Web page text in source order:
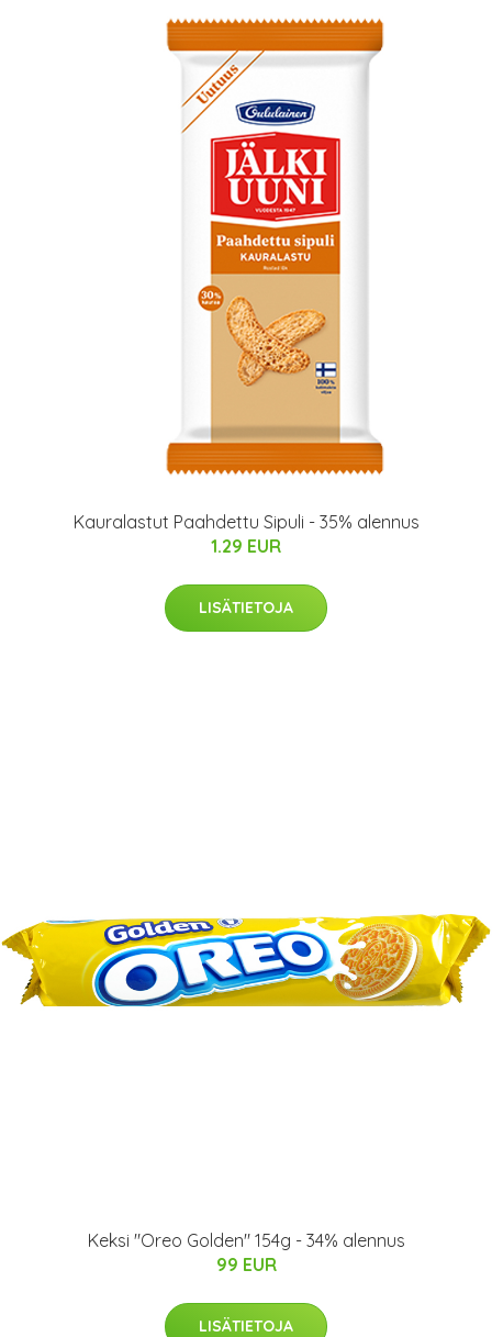
Kauralastut Paahdettu Sipuli - 35% alennus
1.29 EUR
LISÄTIETOJA
Keksi "Oreo Golden" 154g - 34% alennus
99 EUR
LISÄTIETOJA